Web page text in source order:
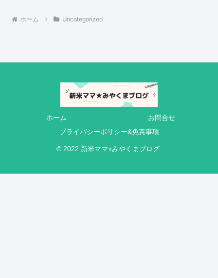
ホーム Uncategorized
ホーム
お問合せ
プライバシーポリシー&免責事項
© 2022 新米ママ⭐︎みやくまブログ.